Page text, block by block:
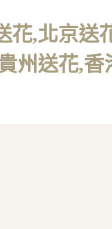
花,北京送
州送花,